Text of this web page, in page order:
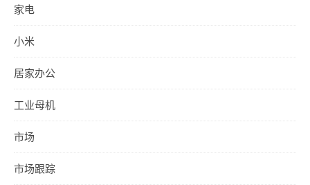
家电
小米
居家办公
工业母机
市场
市场跟踪